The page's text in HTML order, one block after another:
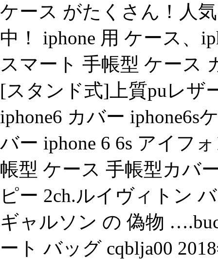
ケース がたくさん！人
中！ iphone 用 ケース、
スマート 手帳型 ケース
[スタンド式]上質puレザ
iphone6 カバー iphone6s
バー iphone 6 6s アイフ
帳型 ケース 手帳型カバ
ピー 2ch.ルイヴィトン
ギャルソン の 偽物
ート バッグ cqblja00